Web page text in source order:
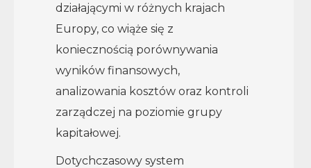
działającymi w różnych krajach
Europy, co wiąże się z
koniecznością porównywania
wyników finansowych,
analizowania kosztów oraz kontroli
zarządczej na poziomie grupy
kapitałowej.
Dotychczasowy system